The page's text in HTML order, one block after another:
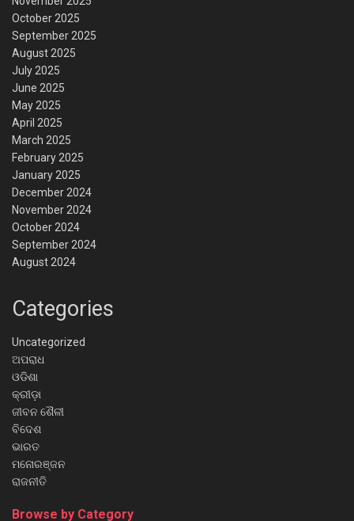
October 2025
September 2025
August 2025
July 2025
June 2025
May 2025
April 2025
March 2025
February 2025
January 2025
December 2024
November 2024
October 2024
September 2024
August 2024
Categories
Uncategorized
ଅପରାଧ
ଓଡିଶା
କ୍ରୀଡ଼ା
ଜୀବନ ଶୈଳୀ
ବିଦେଶ
ଭାରତ
ମନୋରଞ୍ଜନ
ରାଜନୀତି
Browse by Category